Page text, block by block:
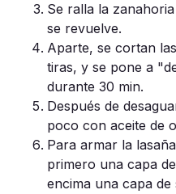
Se ralla la
se revuelve.
Aparte, se cortan
tiras, y se pone a
durante 30 min.
Después de
poco con aceite de
Para armar la
primero una capa
encima una capa de